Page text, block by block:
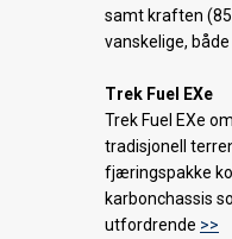
samt kraften (85
vanskelige,
Trek Fuel EXe
Trek Fuel EXe
tradisjonell
fjæringspakke
karbonchassis
utfordrende >>